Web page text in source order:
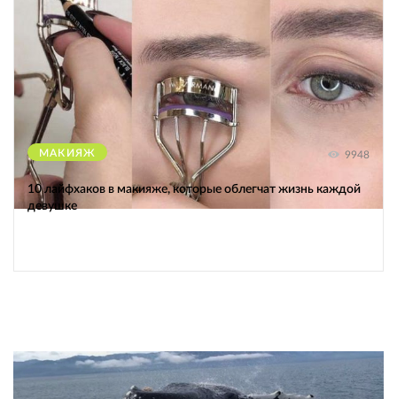
МАКИЯЖ 9948
10 лайфхаков в макияже, которые облегчат жизнь каждой
девушке